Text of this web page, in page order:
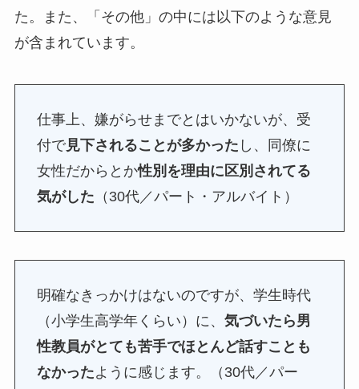
た。また、「その他」の中には以下のような意見
が含まれています。
仕事上、嫌がらせまでとはいかないが、受
付で見下されることが多かった し、同僚に
女性だからとか性別を理由に区別されてる
気がした （30代／パート・アルバイト）
明確なきっかけはないのですが、学生時代
（小学生高学年くらい）に、 気づいたら男
性教員がとても苦手でほとんど話すことも
なかったように感じます。（30代／パー